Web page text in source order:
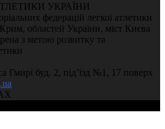
УКРАЇНИ
федерацій легкої атлетики
областей України, міст Києва
з метою розвитку та
Гмирі буд. 2, під’їзд №1, 17 поверх